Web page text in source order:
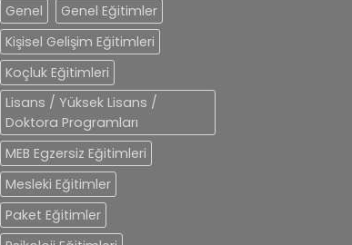
Genel
Genel Eğitimler
Kişisel Gelişim Eğitimleri
Koçluk Eğitimleri
Lisans / Yüksek Lisans /
Doktora Programları
MEB Egzersiz Eğitimleri
Mesleki Eğitimler
Paket Eğitimler